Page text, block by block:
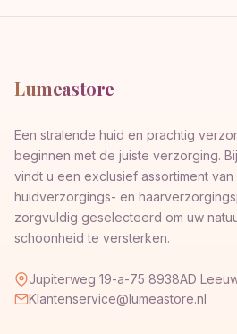
Lumeastore
Een stralende huid en prachtig
beginnen met de juiste verzorging.
vindt u een exclusief assortiment
huidverzorgings- en
zorgvuldig geselecteerd om uw
schoonheid te versterken.
Jupiterweg 19-a-75 8938AD
Klantenservice@lumeastore.nl